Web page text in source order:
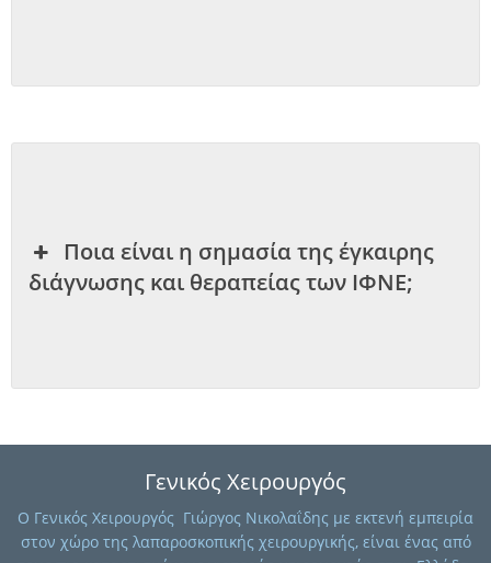
Ποια είναι η σημασία της έγκαιρης
διάγνωσης και θεραπείας των ΙΦΝΕ;
Γενικός Χειρουργός
O Γενικός Χειρουργός Γιώργος Νικολαΐδης με εκτενή εμπειρία
στον χώρο της λαπαροσκοπικής χειρουργικής, είναι ένας από